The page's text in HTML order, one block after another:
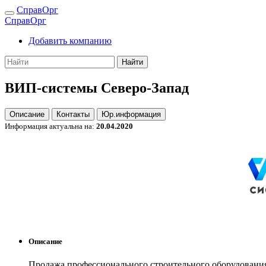
СправОрг
СправОрг
Добавить компанию
Найти
ВИП-системы Северо-Запад
Описание Контакты
Юр.информация
Информация актуальна на: 20.04.2020
Описание